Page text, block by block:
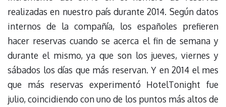
realizadas en nuestro país durante 2014. Según datos
internos de la compañía, los españoles prefieren
hacer reservas cuando se acerca el fin de semana y
durante el mismo, ya que son los jueves, viernes y
sábados los días que más reservan. Y en 2014 el mes
que más reservas experimentó HotelTonight fue
julio, coincidiendo con uno de los puntos más altos de